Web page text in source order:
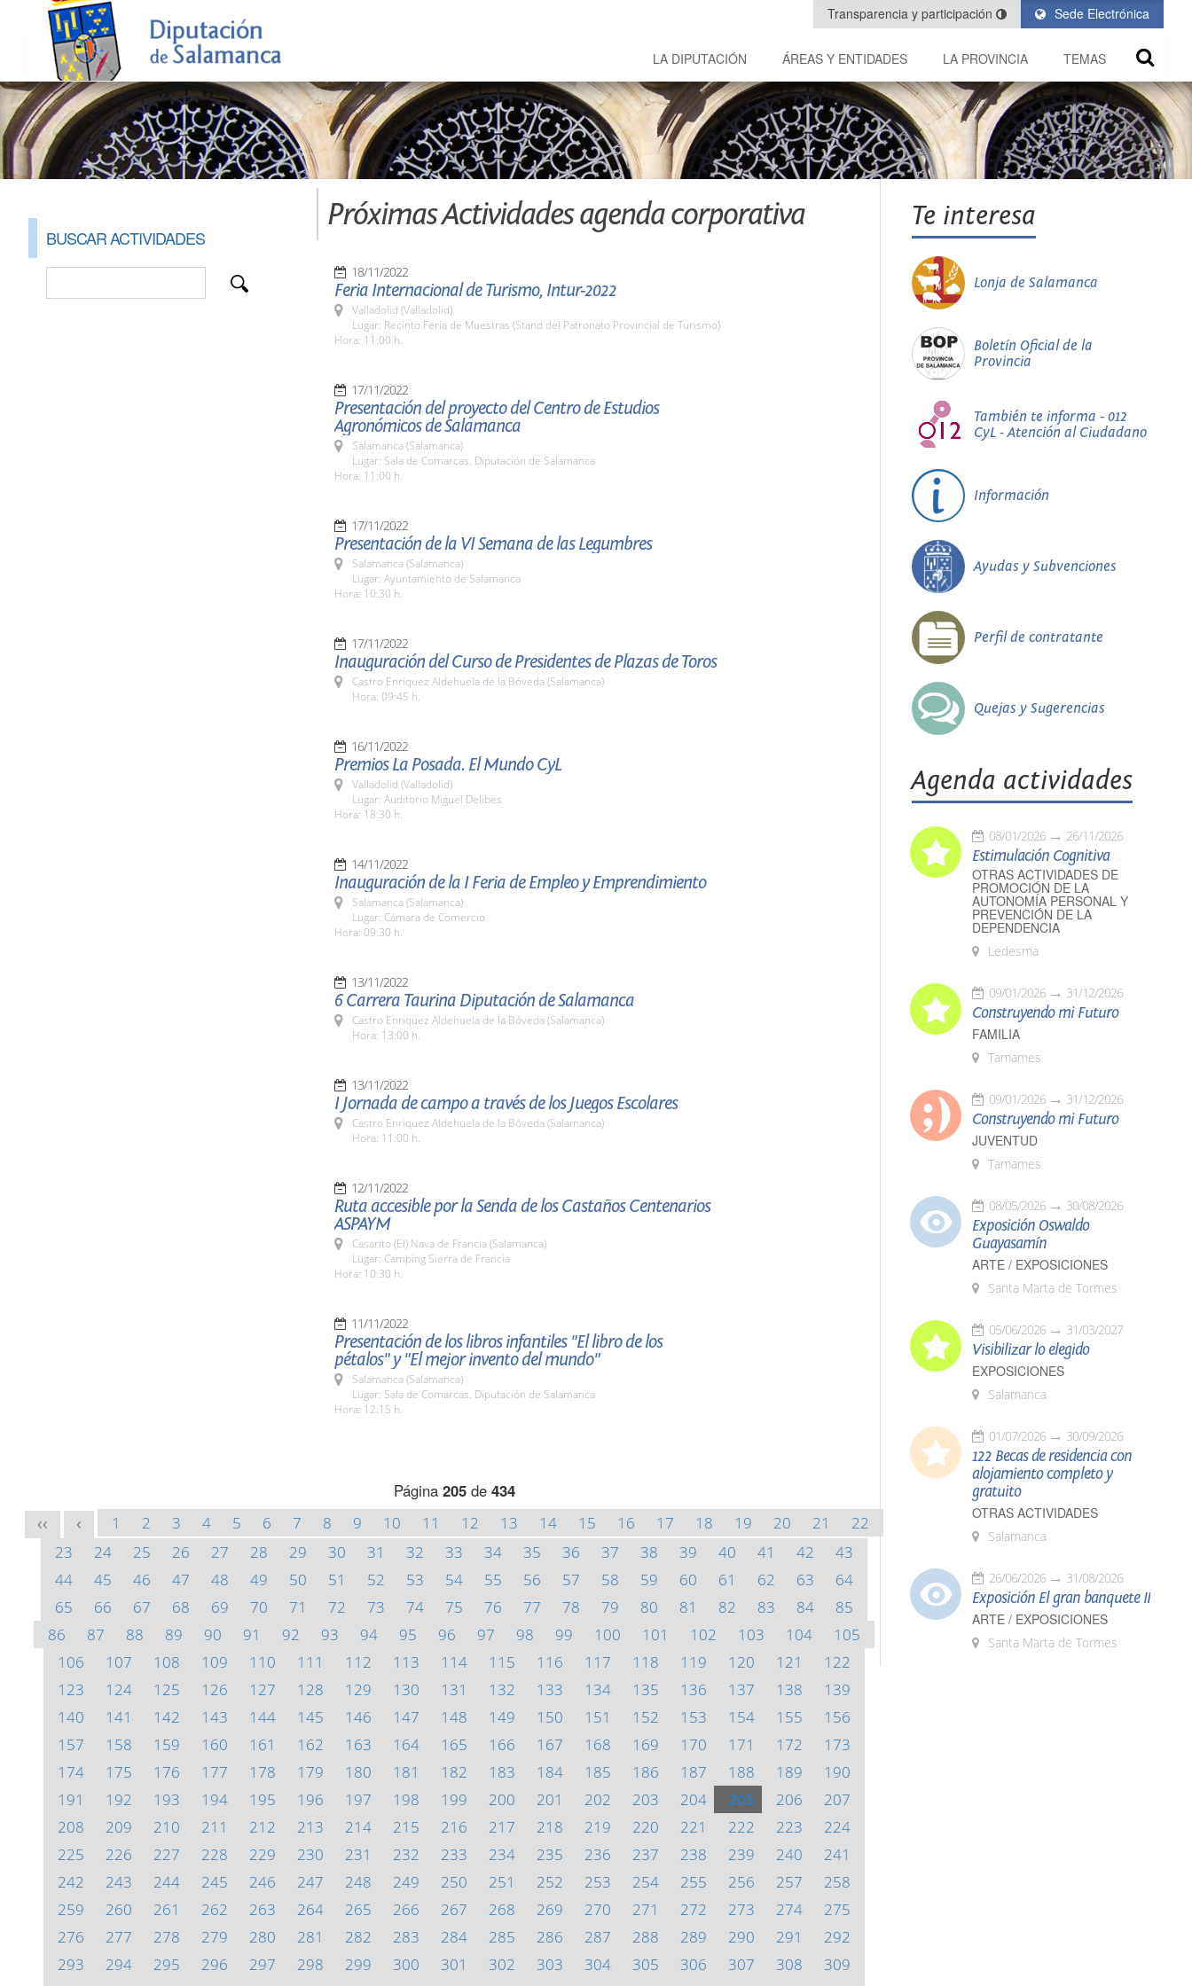
Sede Electrónica
Transparencia y participación
LA DIPUTACIÓN ÁREAS Y ENTIDADES LA PROVINCIA TEMAS
BUSCAR ACTIVIDADES
Próximas Actividades agenda corporativa
18/11/2022
Feria Internacional de Turismo, Intur-2022
Valladolid (Valladolid)
Lugar: Recinto Feria de Muestras (Stand del Patronato Provincial de Turismo)
Hora: 11:00 h.
17/11/2022
Presentación del proyecto del Centro de Estudios
Agronómicos de Salamanca
Salamanca (Salamanca)
Lugar: Sala de Comarcas. Diputación de Salamanca
Hora: 11:00 h.
17/11/2022
Presentación de la VI Semana de las Legumbres
Salamanca (Salamanca)
Lugar: Ayuntamiento de Salamanca
Hora: 10:30 h.
17/11/2022
Inauguración del Curso de Presidentes de Plazas de Toros
Castro Enriquez Aldehuela de la Bóveda (Salamanca)
Hora: 09:45 h.
16/11/2022
Premios La Posada. El Mundo CyL
Valladolid (Valladolid)
Lugar: Auditorio Miguel Delibes
Hora: 18:30 h.
14/11/2022
Inauguración de la I Feria de Empleo y Emprendimiento
Salamanca (Salamanca)
Lugar: Cámara de Comercio
Hora: 09:30 h.
13/11/2022
6 Carrera Taurina Diputación de Salamanca
Castro Enriquez Aldehuela de la Bóveda (Salamanca)
Hora: 13:00 h.
13/11/2022
I Jornada de campo a través de los Juegos Escolares
Castro Enriquez Aldehuela de la Bóveda (Salamanca)
Hora: 11:00 h.
12/11/2022
Ruta accesible por la Senda de los Castaños Centenarios
ASPAYM
Casarito (El) Nava de Francia (Salamanca)
Lugar: Camping Sierra de Francia
Hora: 10:30 h.
11/11/2022
Presentación de los libros infantiles "El libro de los
pétalos" y "El mejor invento del mundo"
Salamanca (Salamanca)
Lugar: Sala de Comarcas. Diputación de Salamanca
Hora: 12:15 h.
Página 205de 434
<< < 1 2 3 4 5 6 7 8 9 10 11 12 13 14 15 16 17 18 19 20 21
22
23
24 25 26 27 28 29 30 31 32 33 34 35 36 37 38 39 40 41 42
43
44
45 46 47 48 49 50 51 52 53 54 55 56 57 58 59 60 61 62 63
64
65
66 67 68 69 70 71 72 73 74 75 76 77 78 79 80 81 82 83 84
85
86
87 88 89 90 91 92 93 94 95 96 97 98 99 100 101 102 103 104
105
106
107 108 109 110 111 112 113 114 115 116 117 118 119 120 121
122
123
124 125 126 127 128 129 130 131 132 133 134 135 136 137 138
139
140
141 142 143 144 145 146 147 148 149 150 151 152 153 154 155
156
157
158 159 160 161 162 163 164 165 166 167 168 169 170 171 172
173
174
175 176 177 178 179 180 181 182 183 184 185 186 187 188 189
190
191
192 193 194 195 196 197 198 199 200 201 202 203 204 205 206
207
208
209 210 211 212 213 214 215 216 217 218 219 220 221 222 223
224
225
226 227 228 229 230 231 232 233 234 235 236 237 238 239 240
241
242
243 244 245 246 247 248 249 250 251 252 253 254 255 256 257
258
259
260 261 262 263 264 265 266 267 268 269 270 271 272 273 274
275
276
277 278 279 280 281 282 283 284 285 286 287 288 289 290 291
292
293
294 295 296 297 298 299 300 301 302 303 304 305 306 307 308
309
Te interesa
Lonja de Salamanca
Boletín Oficial de la
Provincia
También te informa - 012
CyL - Atención al Ciudadano
Información
Ayudas y Subvenciones
Perfil de contratante
Quejas y Sugerencias
Agenda actividades
08/01/2026 26/11/2026
Estimulación Cognitiva
OTRAS ACTIVIDADES DE
PROMOCIÓN DE LA
AUTONOMÍA PERSONAL Y
PREVENCIÓN DE LA
DEPENDENCIA
Ledesma
09/01/2026 31/12/2026
Construyendo mi Futuro
FAMILIA
Tamames
09/01/2026 31/12/2026
Construyendo mi Futuro
JUVENTUD
Tamames
08/05/2026 30/08/2026
Exposición Oswaldo
Guayasamín
ARTE / EXPOSICIONES
Santa Marta de Tormes
05/06/2026 31/03/2027
Visibilizar lo elegido
EXPOSICIONES
Salamanca
01/07/2026 30/09/2026
122 Becas de residencia con
alojamiento completo y
gratuito
OTRAS ACTIVIDADES
Salamanca
26/06/2026 31/08/2026
Exposición El gran banquete II
ARTE / EXPOSICIONES
Santa Marta de Tormes